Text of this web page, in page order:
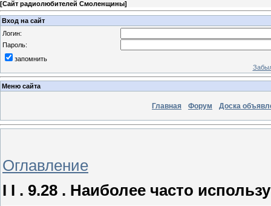
[Сайт радиолюбителей Смоленщины]
Вход на сайт
Логин:
Пароль:
запомнить
Меню сайта
Главная Форум Доска
Оглавление
I I . 9.28 . Наиболее часто